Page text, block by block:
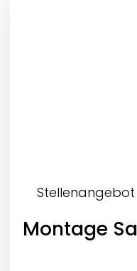
Stellenangebot
Montage